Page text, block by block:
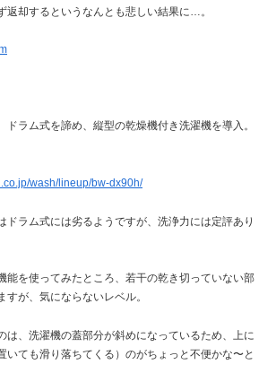
返却するというなんとも悲しい結果に…。
ドラム式を諦め、縦型の乾燥機付き洗濯機を導入。
wash/lineup/bw-dx90h/
ドラム式には劣るようですが、洗浄力には定評あり
を使ってみたところ、若干の乾き切っていない部
が、気にならないレベル。
は、洗濯機の蓋部分が斜めになっているため、上に
いても滑り落ちてくる）のがちょっと不便かな〜と